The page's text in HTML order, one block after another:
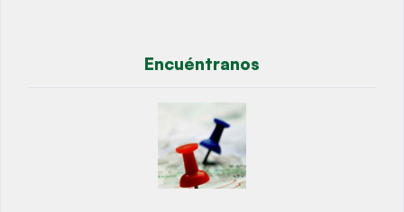
Encuéntranos